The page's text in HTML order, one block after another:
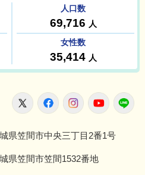
笠間市役所
X FacebookInstagram
県笠間市中央三丁目2番1号
県笠間市笠間1532番地